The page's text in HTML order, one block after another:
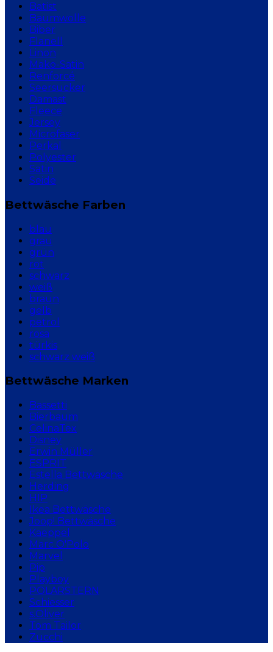
Batist
Baumwolle
Biber
Flanell
Linon
Mako-Satin
Renforcé
Seersucker
Damast
Fleece
Jersey
Microfaser
Perkal
Polyester
Satin
Seide
Bettwäsche Farben
blau
grau
grün
rot
schwarz
weiß
braun
gelb
petrol
rosa
türkis
schwarz weiß
Bettwäsche Marken
Bassetti
Bierbaum
CelinaTex
Disney
Erwin Müller
ESPRIT
Estella Bettwäsche
Herding
HIP
Ikea Bettwäsche
Joop! Bettwäsche
Kaeppel
Marc O'Polo
Marvel
Pip
Playboy
POLARSTERN
Schiesser
s.Oliver
Tom Tailor
Zucchi